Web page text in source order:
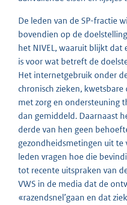
De leden van de SP-fractie
bovendien op de
het NIVEL, waaruit blijkt
is voor wat betreft de
Het internetgebruik onder
chronisch zieken,
met zorg en ondersteuning
dan gemiddeld. Daarnaast
derde van hen geen
gezondheidsmetingen uit te
leden vragen hoe die
tot recente uitspraken van
VWS in de media dat de
«razendsnel’gaan en dat